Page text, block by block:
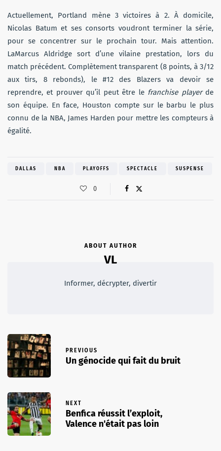
Actuellement, Portland mène 3 victoires à 2. À domicile,
Nicolas Batum et ses consorts voudront terminer la série,
pour se concentrer sur le prochain tour. Mais attention.
LaMarcus Aldridge sort d’une vilaine prestation, lors du
match précédent. Complètement transparent (8 points, à 3/12
aux tirs, 8 rebonds), le #12 des Blazers va devoir se
reprendre, et prouver qu’il peut être le franchise playerde
son équipe. En face, Houston compte sur le barbu le plus
connu de la NBA, James Harden pour mettre les compteurs à
égalité.
DALLAS NBA PLAYOFFS SPECTACLE SUSPENSE
0
ABOUT AUTHOR
VL
Informer, décrypter, divertir
PREVIOUS
Un génocide qui fait du bruit
NEXT
Benfica réussit l’exploit,
Valence n'était pas loin